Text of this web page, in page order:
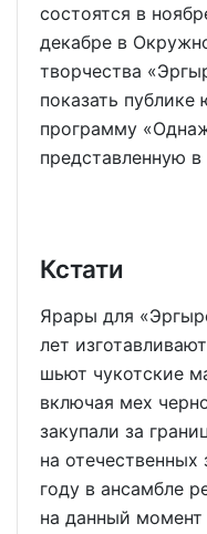
состоятся в
декабре в
творчества
показать
программу
представленную в
Кстати
Ярары для
лет
шьют чукотские
включая мех
закупали за
на
году в ансамбле
на данный